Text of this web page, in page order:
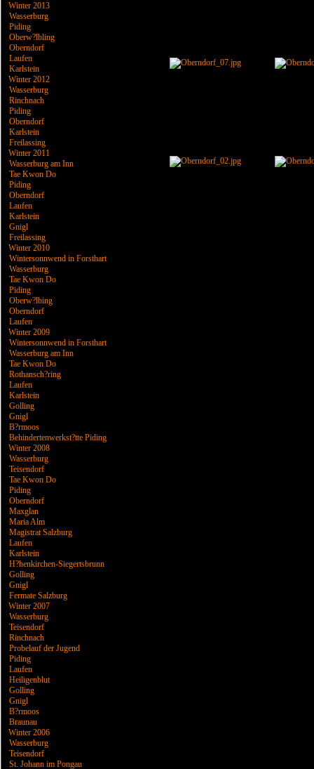
Winter 2013
Wasserburg
Piding
Oberw?lbling
Oberndorf
Laufen
Karlstein
Winter 2012
Wasserburg
Rinchnach
Piding
Oberndorf
Karlstein
Freilassing
Winter 2011
Wasserburg am Inn
Tae Kwon Do
Piding
Oberndorf
Laufen
Karlstein
Gnigl
Freilassing
Winter 2010
Wintersonnwend in Forsthart
Wasserburg
Tae Kwon Do
Piding
Oberw?lbing
Oberndorf
Laufen
Winter 2009
Wintersonnwend in Forsthart
Wasserburg am Inn
Tae Kwon Do
Rothansch?ring
Laufen
Karlstein
Golling
Gnigl
B?rmoos
Behindertenwerkst?tte Piding
Winter 2008
Wasserburg
Teisendorf
Tae Kwon Do
Piding
Oberndorf
Maxglan
Maria Alm
Magistrat Salzburg
Laufen
Karlstein
H?henkirchen-Siegertsbrunn
Golling
Gnigl
Fermate Salzburg
Winter 2007
Wasserburg
Teisendorf
Rinchnach
Probelauf der Jugend
Piding
Laufen
Heiligenblut
Golling
Gnigl
B?rmoos
Braunau
Winter 2006
Wasserburg
Teisendorf
St. Johann im Pongau